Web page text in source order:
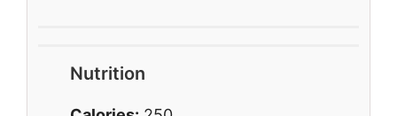
Nutrition